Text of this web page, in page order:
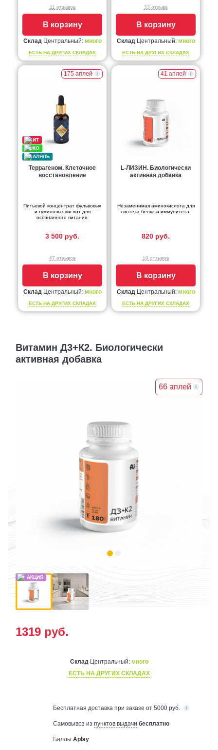
11 отзывов
В корзину
Склад Центральный: много
ЕСТЬ НА ДРУГИХ СКЛАДАХ
33 отзыва
В корзину
Склад Центральный: много
ЕСТЬ НА ДРУГИХ СКЛАДАХ
175 аплей
Террагеном. Клеточное
восстановление
Питьевой концентрат фульвовых
и гуминовых кислот для
осознанного питания.
3 500 руб.
47 отзывов
В корзину
Склад Центральный: много
ЕСТЬ НА ДРУГИХ СКЛАДАХ
41 аплей
L-ЛИЗИН. Биологически
активная добавка
Незаменимая аминокислота для
синтеза белка и иммунитета.
820 руб.
10 отзывов
В корзину
Склад Центральный: много
ЕСТЬ НА ДРУГИХ СКЛАДАХ
Витамин Д3+К2. Биологически
активная добавка
66 аплей
1319 руб.
Склад Центральный: много
ЕСТЬ НА ДРУГИХ СКЛАДАХ
Бесплатная доставка при заказе от 5000 руб.
Самовывоз из пунктов выдачи бесплатно
Баллы Aplay